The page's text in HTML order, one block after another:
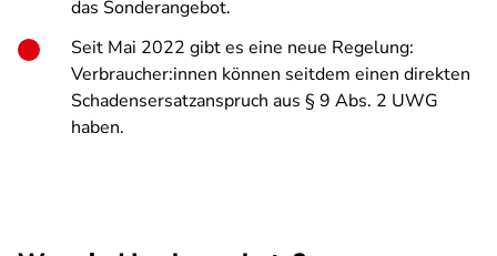
das Sonderangebot.
Seit Mai 2022 gibt es eine neue Regelung:
Verbraucher:innen können seitdem einen direkten
Schadensersatzanspruch aus § 9 Abs. 2 UWG
haben.